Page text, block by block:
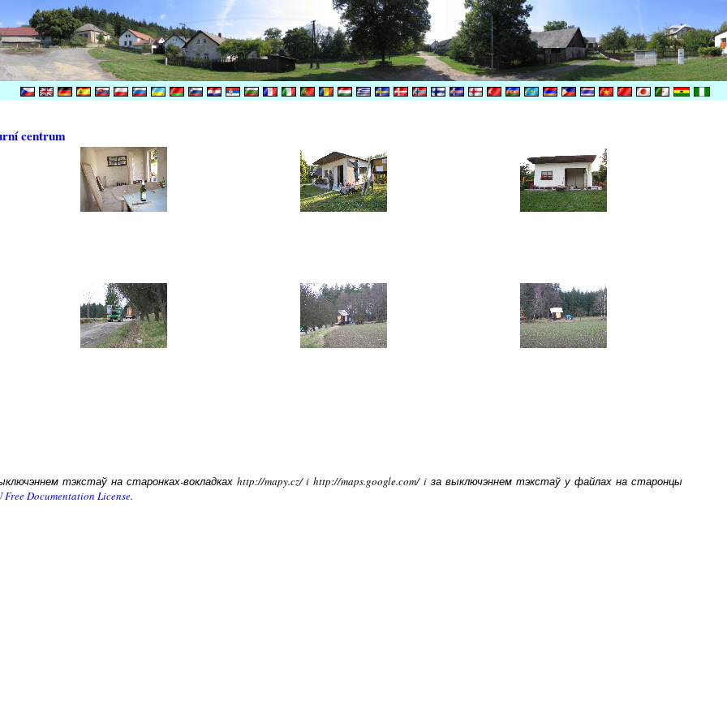
centrum
тэкстаў на старонках-вокладках http://mapy.cz/ i http://maps.google.com/ i за выключэннем тэкстаў у файлах на старонцы
Free Documentation License.